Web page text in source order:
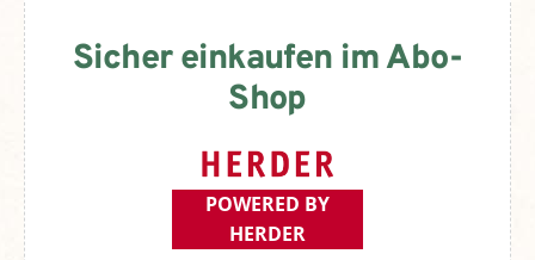
Sicher einkaufen im Abo-
Shop
POWERED BY
HERDER